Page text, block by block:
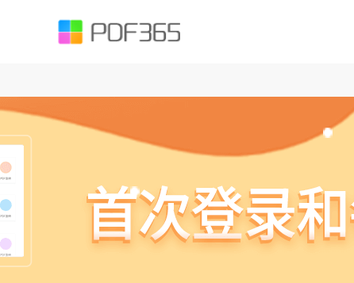
().;?:@&=+$,%#-]+)+/?)$`; var objExp = new RegExp(Expression); if